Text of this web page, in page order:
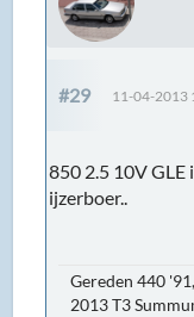
#29 11-04-2013
850 2.5 10V GLE
ijzerboer..
Gereden 440
2013 T3